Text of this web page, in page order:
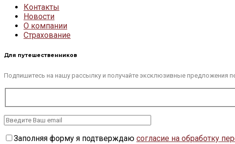
Контакты
Новости
О компании
Страхование
Для путешественников
Подпишитесь на нашу рассылку и получайте эксклюзивные предложения
Заполняя форму я подтверждаю согласие на обработку